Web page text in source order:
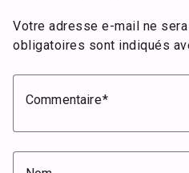
Votre adresse e-mail ne
obligatoires sont indiqués
Commentaire